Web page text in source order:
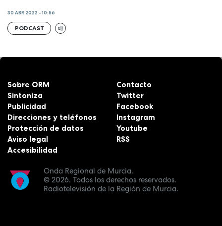
30 ABR 2022 - 10:56
PODCAST
Onda Regional de Murcia.
© 2026. Todos los derechos reservados.
Radiotelevisión de la Región de Murcia.
Sobre ORM
Sintoniza
Publicidad
Direcciones y teléfonos
Protección de datos
Aviso legal
Accesibilidad
Contacto
Twitter
Facebook
Instagram
Youtube
RSS